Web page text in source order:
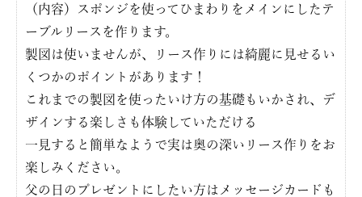
（内容）スポンジを使ってひまわりをメインにしたテ
ーブルリースを作ります。
製図は使いませんが、リース作りには綺麗に見せるい
くつかのポイントがあります！
これまでの製図を使ったいけ方の基礎もいかされ、デ
ザインする楽しさも体験していただける
一見すると簡単なようで実は奥の深いリース作りをお
楽しみください。
父の日のプレゼントにしたい方はメッセージカードも